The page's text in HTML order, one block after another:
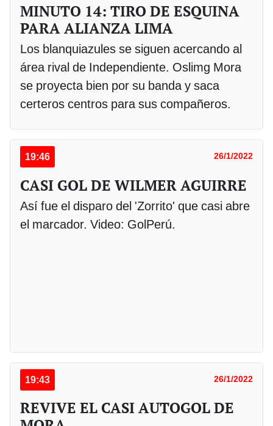
MINUTO 14: TIRO DE ESQUINA
PARA ALIANZA LIMA
Los blanquiazules se siguen acercando al
área rival de Independiente. Oslimg Mora
se proyecta bien por su banda y saca
certeros centros para sus compañeros.
19:46 26/1/2022
CASI GOL DE WILMER AGUIRRE
Así fue el disparo del 'Zorrito' que casi abre
el marcador. Video: GolPerú.
19:43 26/1/2022
REVIVE EL CASI AUTOGOL DE